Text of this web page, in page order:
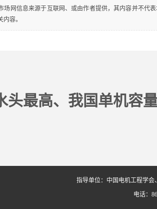
场网信息来源于互联网、或由作者提供，其内容并不代
容。
头最高、我国单机容
指导单位：中国电机工程学
电话：